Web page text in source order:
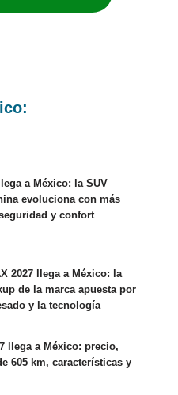
a México: la SUV
evoluciona con más
y confort
2027 llega a México: la
de la marca apuesta por
y la tecnología
llega a México: precio,
605 km, características y